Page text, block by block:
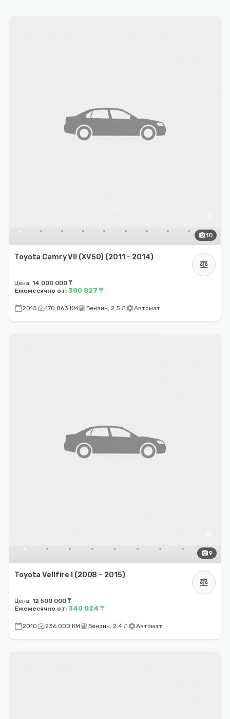
photo_camera10
Toyota Camry VII (XV50) (2011 – 2014)
balance
Цена: 14 000 000 ₸
Ежемесячно от: 380 827 ₸
calendar_today2015speed170 863 КМ local_gas_stationБензин, 2.5 ЛsettingsАвтомат
photo_camera9
Toyota Vellfire I (2008 – 2015)
balance
Цена: 12 500 000 ₸
Ежемесячно от: 340 024 ₸
calendar_today2010speed236 000 КМ local_gas_stationБензин, 2.4 ЛsettingsАвтомат